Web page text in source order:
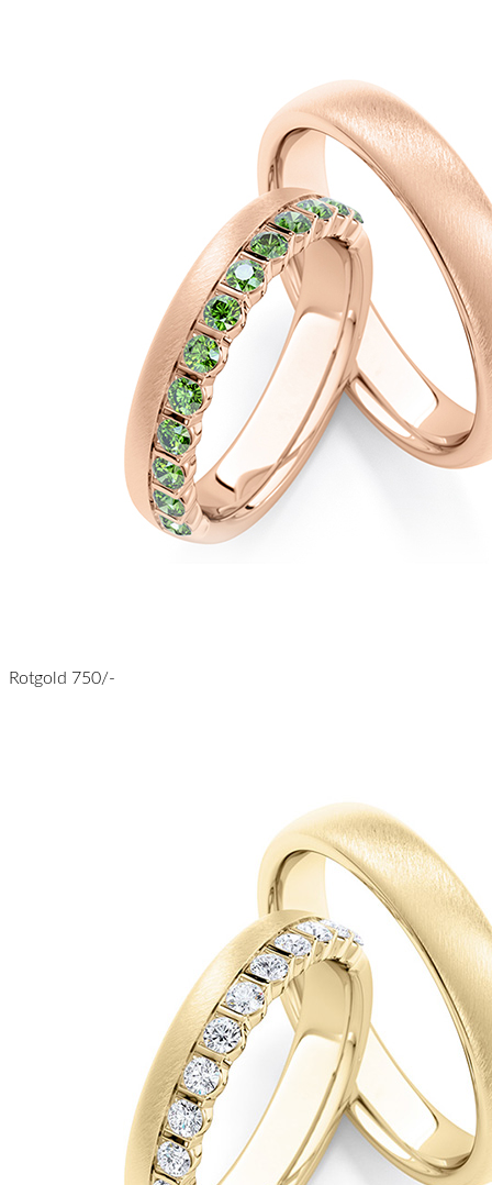
Rotgold 750/-